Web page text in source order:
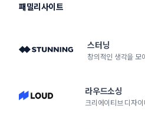
패밀리사이트
스터닝
창의적인 생각을 모
라우드소싱
크리에이티브 디자